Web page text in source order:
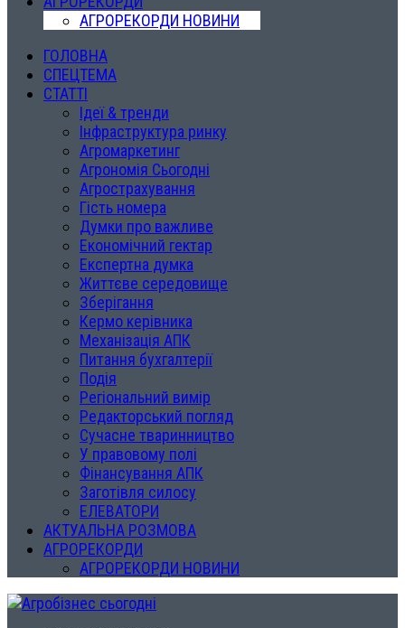
АГРОРЕКОРДИ НОВИНИ
ГОЛОВНА
СПЕЦТЕМА
СТАТТІ
Ідеї & тренди
Інфраструктура ринку
Агромаркетинг
Агрономія Сьогодні
Агрострахування
Гість номера
Думки про важливе
Економічний гектар
Експертна думка
Життєве середовище
Зберігання
Кермо керівника
Механізація АПК
Питання бухгалтерії
Подія
Регіональний вимір
Редакторський погляд
Сучасне тваринництво
У правовому полі
Фінансування АПК
Заготівля силосу
ЕЛЕВАТОРИ
АКТУАЛЬНА РОЗМОВА
АГРОРЕКОРДИ
АГРОРЕКОРДИ НОВИНИ